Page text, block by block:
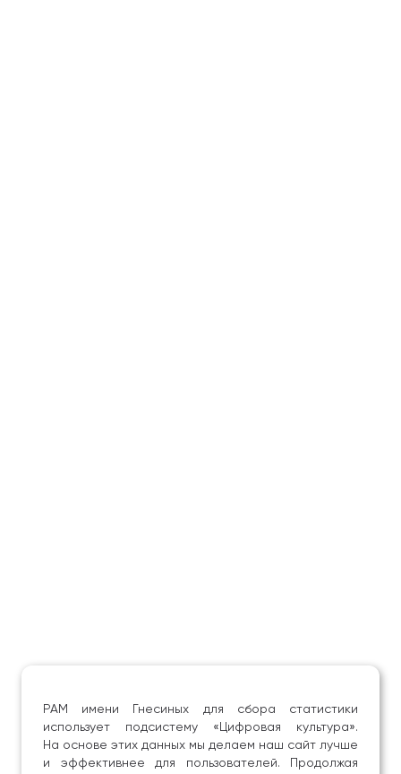
РАМ имени Гнесиных для сбора статистики
использует подсистему «Цифровая культура».
На основе этих данных мы делаем наш сайт лучше
и эффективнее для пользователей. Продолжая